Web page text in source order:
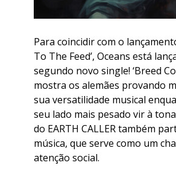
Para coincidir com o
To The Feed’, Oceans está
segundo novo single! ‘Breed
mostra os alemães provando
sua versatilidade musical
seu lado mais pesado vir à
do EARTH CALLER também
música, que serve como um
atenção social.